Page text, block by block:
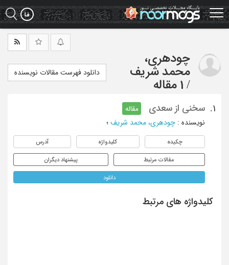
Skip
to
main
چودهری،
محمد شریف
/ 1 مقاله
دانلود فهرست مقالات نویسنده
1. سخنی از سعدی
مقاله
نویسنده : چودهری، محمد شریف ؛
چکیده کلیدواژه آدرس
مقالات مرتبط پیشنهاد دیگران
دانلود
کلیدواژه های مرتبط